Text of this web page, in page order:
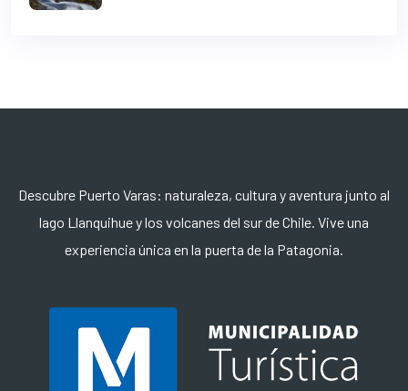
Descubre Puerto Varas: naturaleza, cultura y aventura junto al
lago Llanquihue y los volcanes del sur de Chile. Vive una
experiencia única en la puerta de la Patagonia.